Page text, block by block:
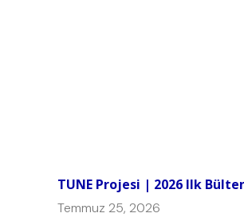
TUNE Projesi | 2026 Ilk
Temmuz 25, 2026